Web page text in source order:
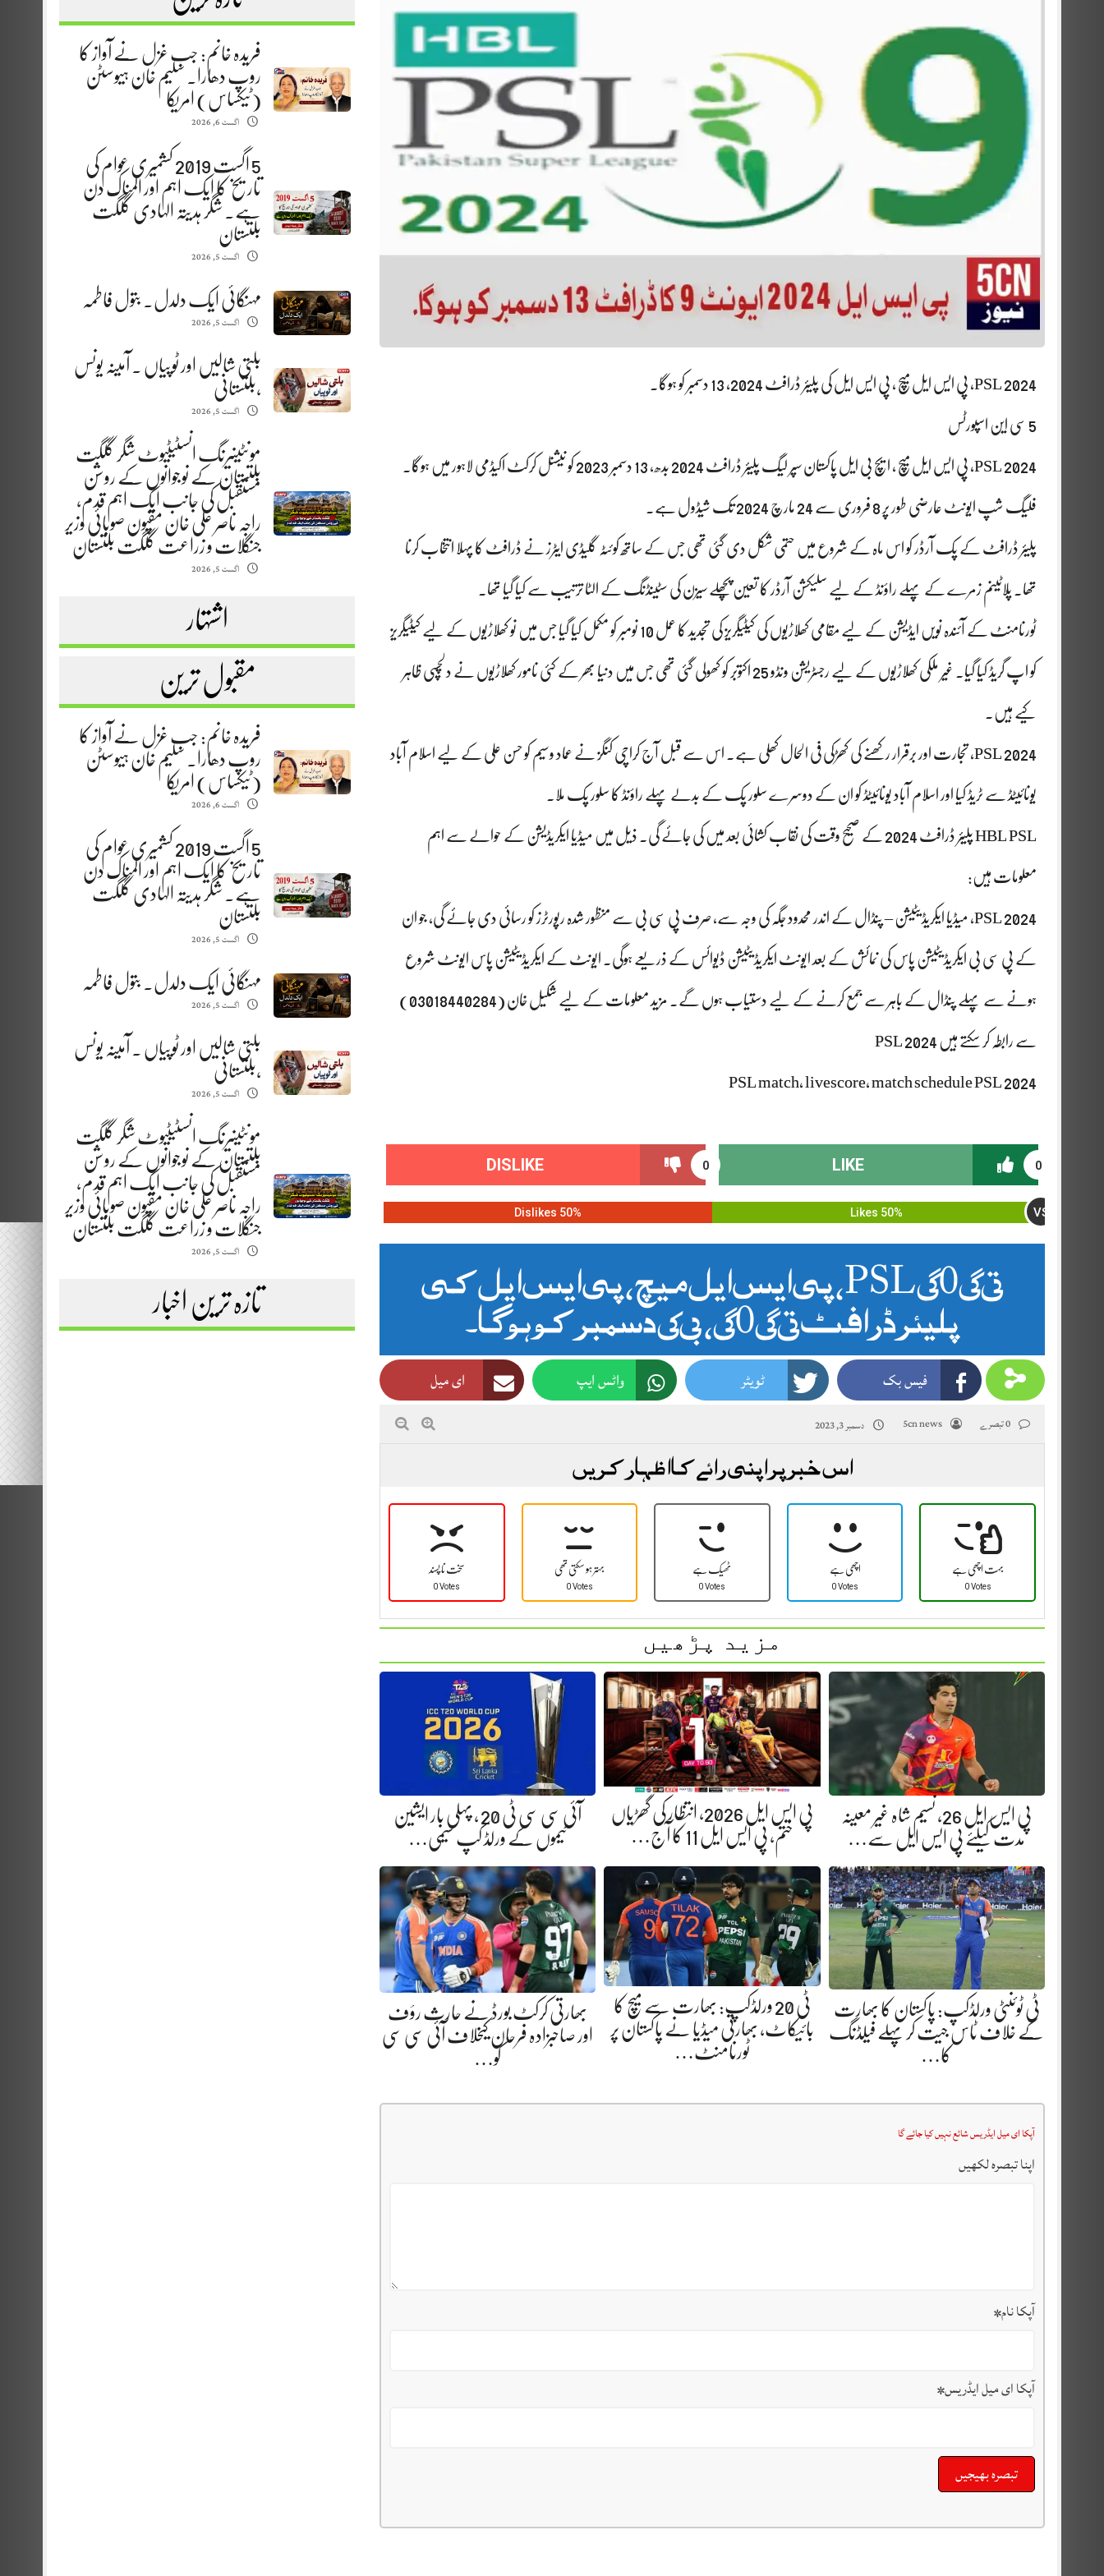
فریدہ خانم: جب غزل نے آواز کا
روپ دھارا. سلیم خان ہیوسٹن
(ٹیکساس) امریکا
اگست 6, 2026
5 اگست 2019 کشمیری عوام کی
تاریخ کا ایک اہم اور المناک دن
ہے. شگر ہدیتہ الہادی گلگت
بلتستان
اگست 5, 2026
مہنگائی ایک دلدل. بتول فاطمہ
اگست 5, 2026
بلتی شالیں اور ٹوپیاں . آمینہ یونس
،بلتستانی
اگست 5, 2026
مونٹینیرنگ انسٹیٹیوٹ شگر گلگت
بلتستان کے نوجوانوں کے روشن
مستقبل کی جانب ایک اہم قدم،
راجہ ناصر علی خان مقپون صوبائی وزیر
جنگلات و زراعت گلگت بلتستان
اگست 5, 2026
اشتہار
مقبول ترین
فریدہ خانم: جب غزل نے آواز کا
روپ دھارا. سلیم خان ہیوسٹن
(ٹیکساس) امریکا
اگست 6, 2026
5 اگست 2019 کشمیری عوام کی
تاریخ کا ایک اہم اور المناک دن
ہے. شگر ہدیتہ الہادی گلگت
بلتستان
اگست 5, 2026
مہنگائی ایک دلدل. بتول فاطمہ
اگست 5, 2026
بلتی شالیں اور ٹوپیاں . آمینہ یونس
،بلتستانی
اگست 5, 2026
مونٹینیرنگ انسٹیٹیوٹ شگر گلگت
بلتستان کے نوجوانوں کے روشن
مستقبل کی جانب ایک اہم قدم،
راجہ ناصر علی خان مقپون صوبائی وزیر
جنگلات و زراعت گلگت بلتستان
اگست 5, 2026
تازہ ترین اخبار
PSL 2024، پی ایس ایل میچ ، پی ایس ایل کی پلیئر ڈرافٹ 2024، 13 دسمبر کو ہوگا۔
5 سی این اسپورٹس
PSL 2024، پی ایس ایل میچ ، ایچ بی ایل پاکستان سپر لیگ پلیئر ڈرافٹ 2024 بدھ، 13 دسمبر 2023 کو نیشنل کرکٹ اکیڈمی لاہور میں ہوگا۔
فلیگ شپ ایونٹ عارضی طور پر 8 فروری سے 24 مارچ 2024 تک شیڈول ہے۔
پلیئر ڈرافٹ کے پک آرڈر کو اس ماہ کے شروع میں حتمی شکل دی گئی تھی جس کے ساتھ کوئٹہ گلیڈی ایٹرز نے ڈرافٹ کا پہلا انتخاب کرنا
تھا۔ پلاٹینم زمرے کے پہلے راؤنڈ کے لیے سلیکشن آرڈر کا تعین پچھلے سیزن کی سٹینڈنگ کے الٹا ترتیب سے کیا گیا تھا۔
ٹورنامنٹ کے آئندہ نویں ایڈیشن کے لیے مقامی کھلاڑیوں کی کیٹیگریز کی تجدید کا عمل 10 نومبر کو مکمل کیا گیا جس میں نو کھلاڑیوں کے لیے کیٹیگریز
کو اپ گریڈ کیا گیا۔ غیر ملکی کھلاڑیوں کے لیے رجسٹریشن ونڈو 25 اکتوبر کو کھولی گئی تھی جس میں دنیا بھر کے کئی نامور کھلاڑیوں نے دلچسپی ظاہر
کیے ہیں.
PSL 2024، تجارت اور برقرار رکھنے کی کھڑکی فی الحال کھلی ہے۔ اس سے قبل آج کراچی کنگز نے عماد وسیم کو حسن علی کے لیے اسلام آباد
یونائیٹڈ سے ٹریڈ کیا اور اسلام آباد یونائیٹڈ کو ان کے دوسرے سلور پک کے بدلے پہلے راؤنڈ کا سلور پک ملا۔
HBL PSL پلیئر ڈرافٹ 2024 کے صحیح وقت کی نقاب کشائی بعد میں کی جائے گی۔ ذیل میں میڈیا ایکریڈیشن کے حوالے سے اہم
معلومات ہیں:
PSL 2024، میڈیا ایکریڈیٹیشن – پنڈال کے اندر محدود جگہ کی وجہ سے، صرف پی سی بی سے منظور شدہ رپورٹرز کو رسائی دی جائے گی، جو ان
کے پی سی بی ایکریڈیٹیشن پاس کی نمائش کے بعد ایونٹ ایکریڈیٹیشن ڈیوائس کے ذریعے ہوگی۔ ایونٹ کے ایکریڈیٹیشن پاس ایونٹ شروع
ہونے سے پہلے پنڈال کے باہر سے جمع کرنے کے لیے دستیاب ہوں گے۔ مزید معلومات کے لیے شکیل خان (03018440284)
سے رابطہ کر سکتے ہیں PSL 2024
PSL match, livescore, match schedule PSL 2024
0
LIKE
0
DISLIKE
50% Likes VS
50% Dislikes
PSL 2024، پی ایس ایل میچ ، پی ایس ایل کی
پلیئر ڈرافٹ 2024، 13 دسمبر کو ہوگا۔
فیس بک ٹویٹر واٹس ایپ ای میل
5cn news دسمبر 3, 2023
اس خبر پر اپنی رائے کا اظہار کریں
سخت نا پسند
0 Votes
بہتر ہو سکتی تھی
0 Votes
ٹھیک ہے
0 Votes
اچھی ہے
0 Votes
بہت اچھی ہے
0 Votes
مزید پڑھیں
پی ایس ایل 26، نسیم شاہ غیر معینہ
مدت کیلئے پی ایس ایل سے…
پی ایس ایل 2026، انتظار کی گھڑیاں
ختم، پی ایس ایل 11 کا آج…
آئی سی سی ٹی 20 ، پہلی بار ایشین
ٹیموں کے ورلڈ کپ سیمی…
ٹی ٹوئنٹی ورلڈکپ: پاکستان کا بھارت
کے خلاف ٹاس جیت کر پہلے فیلڈنگ
کا…
ٹی 20 ورلڈکپ: بھارت سے میچ کا
بائیکاٹ، بھارتی میڈیا نے پاکستان پر
ٹورنامنٹ…
بھارتی کرکٹ بورڈ نے حارث رؤف
اور صاحبزادہ فرحان کیخلاف آئی سی سی
کو…
آپکا ای میل ایڈریس شائع نہیں کیا جائے گا
اپنا تبصرہ لکھیں
آپکا نام*
آپکا ای میل ایڈریس*